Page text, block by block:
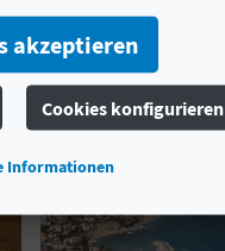
akzeptieren
Cookies konfigurieren
Informationen